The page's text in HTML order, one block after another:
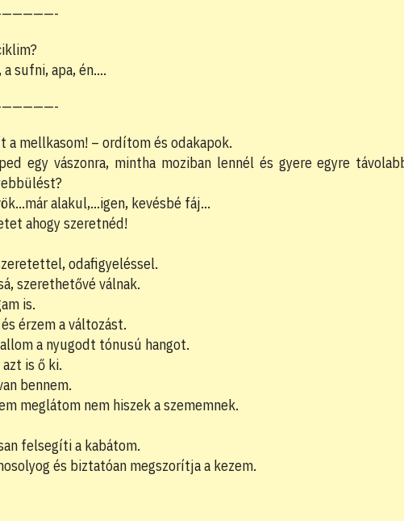
sufni, apa, én….
mellkasom! – ordítom és odakapok.
egy vászonra, mintha moziban lennél és gyere egyre
alakul,…igen, kevésbé fáj…
ahogy szeretnéd!
odafigyeléssel.
szerethetővé válnak.
is.
érzem a változást.
a nyugodt tónusú hangot.
is ő ki.
bennem.
meglátom nem hiszek a szememnek.
felsegíti a kabátom.
és biztatóan megszorítja a kezem.